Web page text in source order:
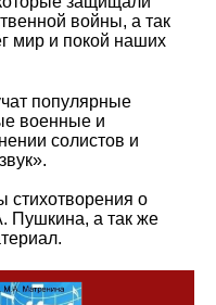
войны, а так
мир и покой наших
популярные
военные и
солистов и
стихотворения о
Пушкина, а так же